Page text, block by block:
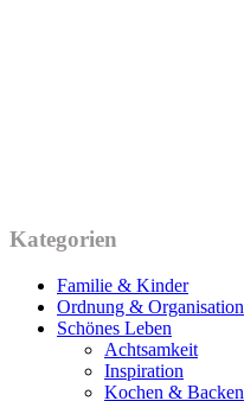
Kategorien
Familie & Kinder
Ordnung & Organisation
Schönes Leben
Achtsamkeit
Inspiration
Kochen & Backen